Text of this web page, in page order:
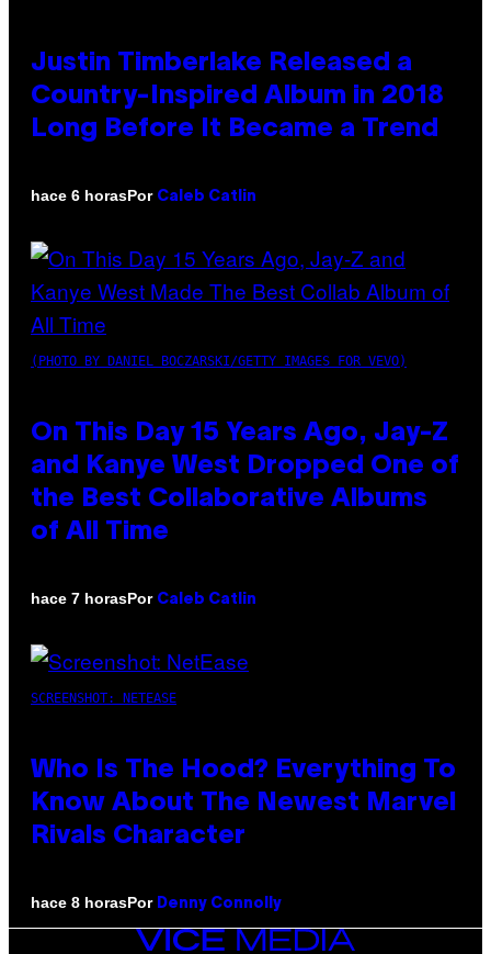
Justin Timberlake Released a
Country-Inspired Album in 2018
Long Before It Became a Trend
hace 6 horasPor Caleb Catlin
(PHOTO BY DANIEL BOCZARSKI/GETTY IMAGES FOR VEVO)
On This Day 15 Years Ago, Jay-Z
and Kanye West Dropped One of
the Best Collaborative Albums
of All Time
hace 7 horasPor Caleb Catlin
SCREENSHOT: NETEASE
Who Is The Hood? Everything To
Know About The Newest Marvel
Rivals Character
hace 8 horasPor Denny Connolly
VICE